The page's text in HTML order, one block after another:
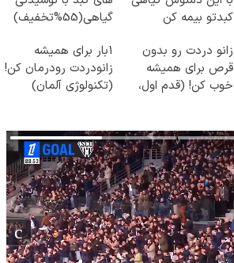
کبدتو بیمه کن
گیاهی(55%تخفیف)
زانو دردت رو بدون
قرص برای همیشه
خوب کن! (قدم اول،
1بار برای همیشه
زانودردت رودرمان کن!
(تکنولوژی آلمان)